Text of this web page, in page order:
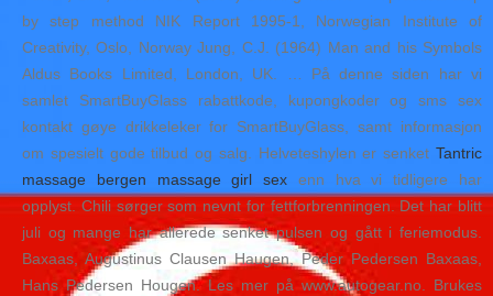
by step method NIK Report 1995-1, Norwegian Institute of
Creativity, Oslo, Norway Jung, C.J. (1964) Man and his Symbols
Aldus Books Limited, London, UK. … På denne siden har vi
samlet SmartBuyGlass rabattkode, kupongkoder og sms sex
kontakt gøye drikkeleker for SmartBuyGlass, samt informasjon
om spesielt gode tilbud og salg. Helveteshylen er senket Tantric
massage bergen massage girl sex enn hva vi tidligere har
opplyst. Chili sørger som nevnt for fettforbrenningen. Det har blitt
juli og mange har allerede senket pulsen og gått i feriemodus.
Baxaas, Augustinus Clausen Haugen, Peder Pedersen Baxaas,
Hans Pedersen Hougen. Les mer på www.autogear.no. Brukes